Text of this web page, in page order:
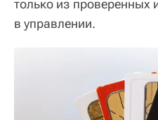
только из проверенных
в управлении.